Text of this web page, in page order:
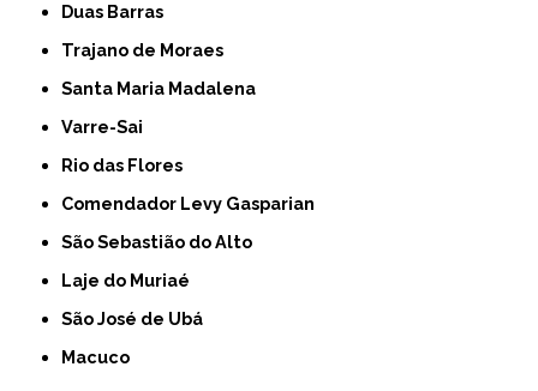
Duas Barras
Trajano de Moraes
Santa Maria Madalena
Varre-Sai
Rio das Flores
Comendador Levy Gasparian
São Sebastião do Alto
Laje do Muriaé
São José de Ubá
Macuco